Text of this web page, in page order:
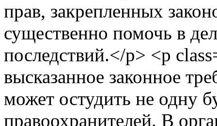
прав, закрепленных
существенно помочь в
последствий.</p> <p
высказанное законное
может остудить не одну
правоохранителей. В